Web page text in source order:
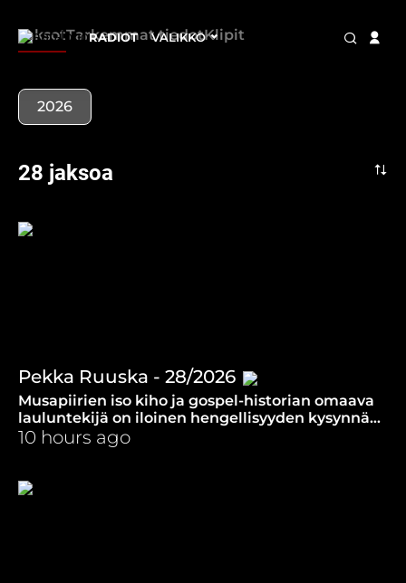
RADIOT VALIKKO
JaksotTarkemmat tiedotKlipit
2026
28 jaksoa
Pekka Ruuska - 28/2026
Musapiirien iso kiho ja gospel-historian omaava
lauluntekijä on iloinen hengellisyyden kysynnän
noususta. Glow-festival on hänelle kunnia-asia.
10 hours ago